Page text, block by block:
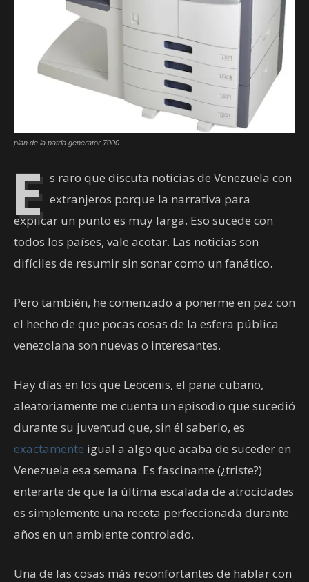
plan de la patria generator 7000
E s raro que discuta noticias de Venezuela con
extranjeros porque la narrativa para
explicar un punto es muy larga. Eso sucede con
todos los países, vale acotar. Las noticias son
difíciles de resumir sin sonar como un fanático.
Pero también, he comenzado a ponerme en paz con
el hecho de que pocas cosas de la esfera pública
venezolana son nuevas o interesantes.
Hay días en los que Leocenis, el pana cubano,
aleatoriamente me cuenta un episodio que sucedió
durante su juventud que, sin él saberlo, es
exactamente igual a algo que acaba de suceder en
Venezuela esa semana. Es fascinante (¿triste?)
enterarte de que la última escalada de atrocidades
es simplemente una receta perfeccionada durante
años en un ambiente controlado.
Una de las cosas más reconfortantes de hablar con